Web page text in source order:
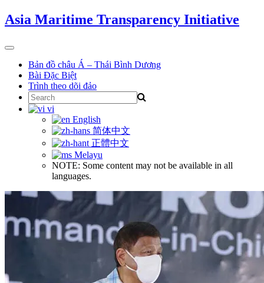
Skip
to
Asia Maritime Transparency Initiative
Toggle
navigationBản đồ châu Á – Thái Bình Dương
Bài Đặc Biệt
Trình theo dõi đảo
Search
for:
vi
English
简体中文
正體中文
Melayu
NOTE: Some content may not be available in all
languages.